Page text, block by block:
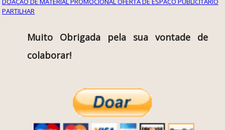
PARTILHAR
Muito Obrigada pela sua vontade de
colaborar!